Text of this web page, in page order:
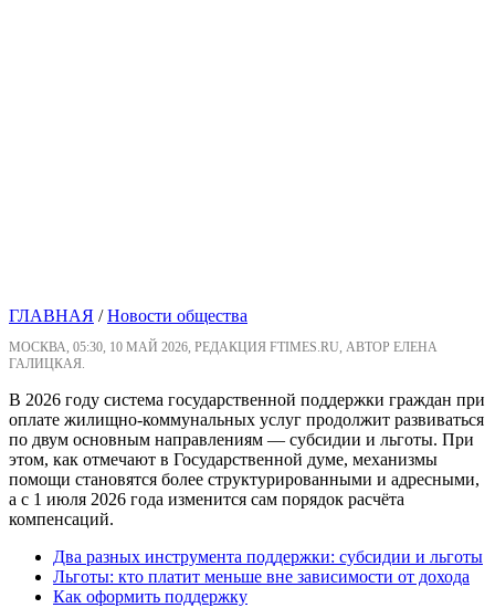
ГЛАВНАЯ /Новости общества
МОСКВА, 05:30, 10 МАЙ 2026, РЕДАКЦИЯ FTIMES.RU, АВТОР ЕЛЕНА
ГАЛИЦКАЯ.
В 2026 году система государственной поддержки граждан при
оплате жилищно-коммунальных услуг продолжит развиваться
по двум основным направлениям — субсидии и льготы. При
этом, как отмечают в Государственной думе, механизмы
помощи становятся более структурированными и адресными,
а с 1 июля 2026 года изменится сам порядок расчёта
компенсаций.
Два разных инструмента поддержки: субсидии и льготы
Льготы: кто платит меньше вне зависимости от дохода
Как оформить поддержку